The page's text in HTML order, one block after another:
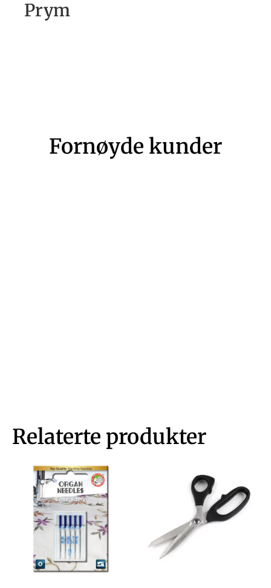
Prym
Fornøyde kunder
Relaterte produkter